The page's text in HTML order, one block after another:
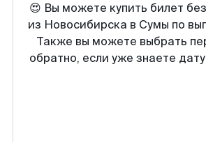
😍 Вы можете купить билет
из Новосибирска в Сумы по
Также вы можете выбрать
обратно, если уже знаете